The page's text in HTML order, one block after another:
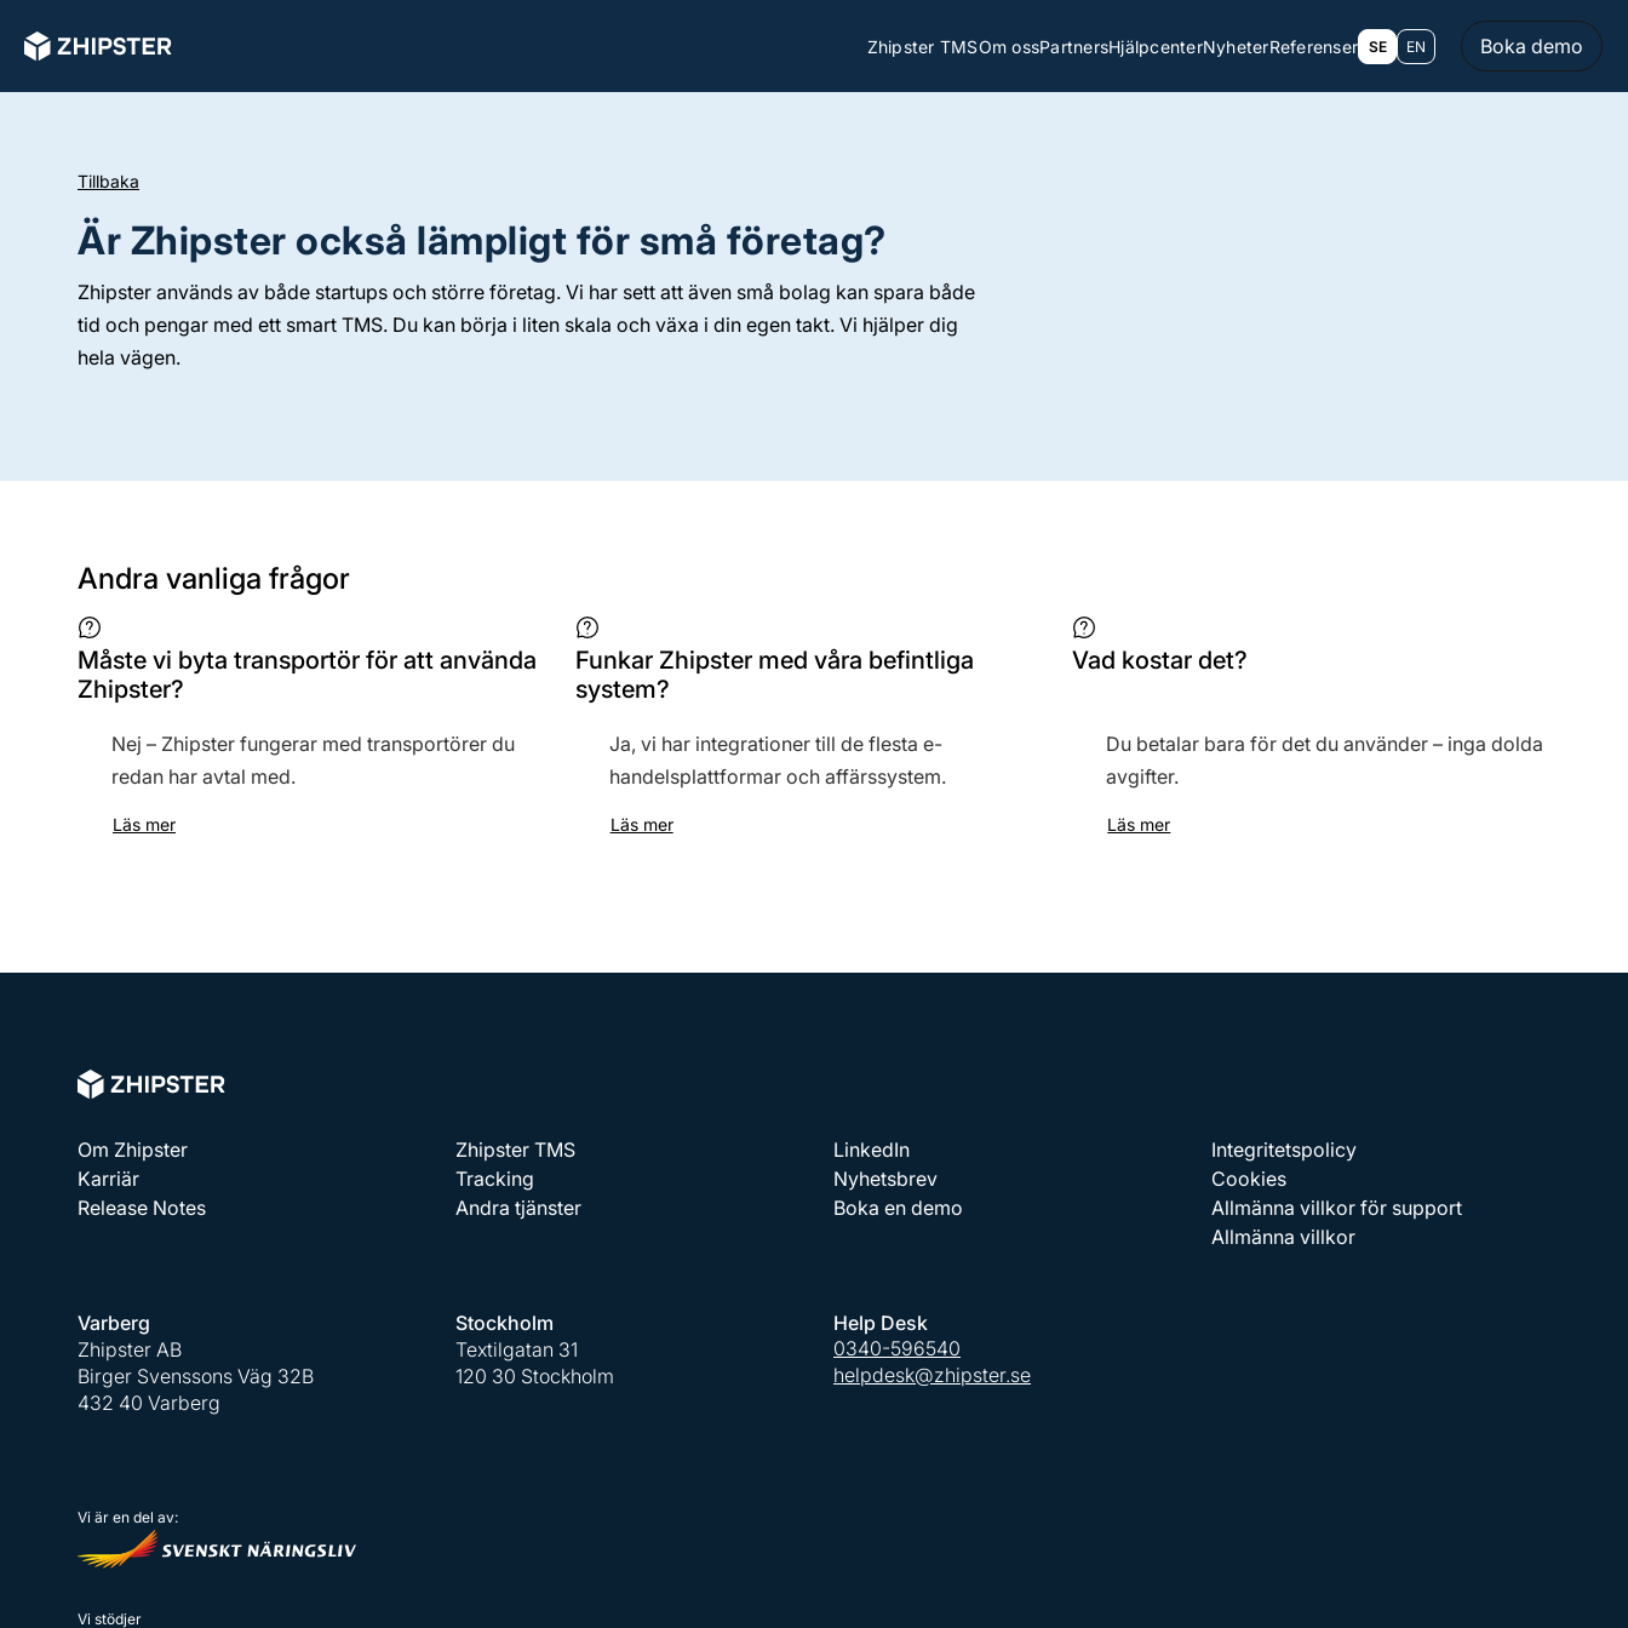
Zhipster TMSOm ossPartnersHjälpcenterNyheterReferenser SE EN Boka demo
Tillbaka
Är Zhipster också lämpligt för små företag?
Zhipster används av både startups och större företag. Vi har sett att även små bolag kan spara både
tid och pengar med ett smart TMS. Du kan börja i liten skala och växa i din egen takt. Vi hjälper dig
hela vägen.
Andra vanliga frågor
Måste vi byta transportör för att använda
Zhipster?
Nej – Zhipster fungerar med transportörer du
redan har avtal med.
Läs mer
Funkar Zhipster med våra befintliga
system?
Ja, vi har integrationer till de flesta e-
handelsplattformar och affärssystem.
Läs mer
Vad kostar det?
Du betalar bara för det du använder – inga dolda
avgifter.
Läs mer
Om Zhipster
Karriär
Release Notes
Zhipster TMS
Tracking
Andra tjänster
LinkedIn
Nyhetsbrev
Boka en demo
Integritetspolicy
Cookies
Allmänna villkor för support
Allmänna villkor
Varberg
Zhipster AB
Birger Svenssons Väg 32B
432 40 Varberg
Stockholm
Textilgatan 31
120 30 Stockholm
Help Desk
0340-596540
helpdesk@zhipster.se
Vi är en del av:
Vi stödjer